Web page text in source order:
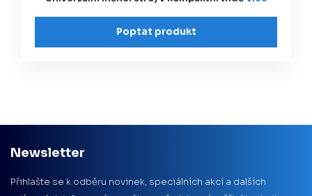
Poptat produkt
Newsletter
Přihlašte se k odběru novinek, speciálních akcí a dalších